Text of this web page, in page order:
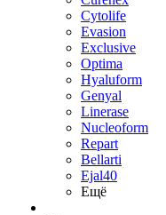
Cytolife
Evasion
Exclusive
Optima
Hyaluform
Genyal
Linerase
Nucleoform
Repart
Bellarti
Ejal40
Ещё